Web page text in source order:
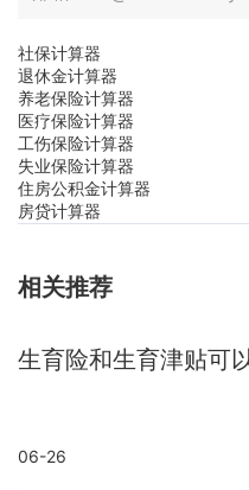
社保计算器
退休金计算器
养老保险计算器
医疗保险计算器
工伤保险计算器
失业保险计算器
住房公积金计算器
房贷计算器
相关推荐
生育险和生育津贴可
06-26